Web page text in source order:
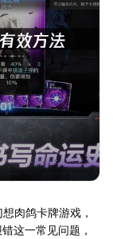
肉鸽卡牌游戏，
这一常见问题，